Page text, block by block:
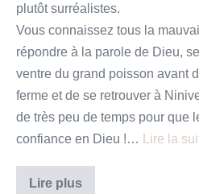
plutôt surréalistes.
Vous connaissez tous la
répondre à la parole de Dieu,
ventre du grand poisson avant
ferme et de se retrouver à
de très peu de temps pour que
confiance en Dieu !…
Lire la
Lire plusLa